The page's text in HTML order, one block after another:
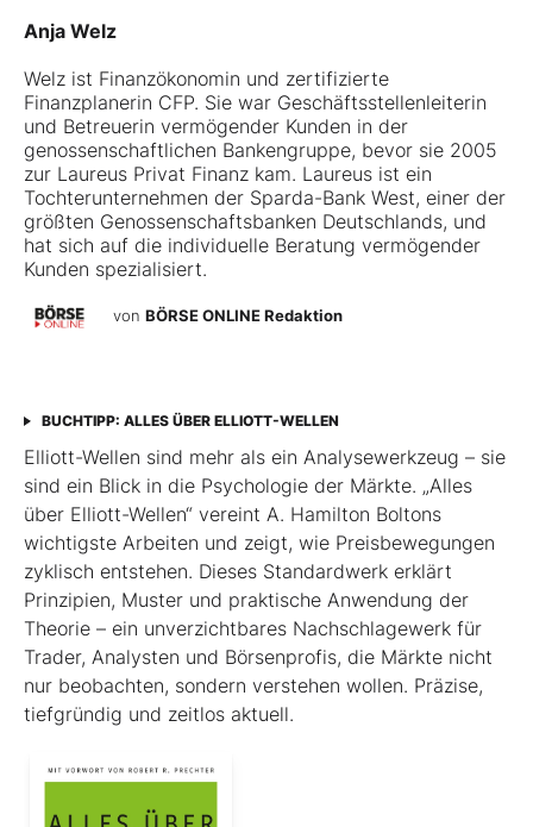
Anja Welz
Welz ist Finanzökonomin und zertifizierte
Finanzplanerin CFP. Sie war Geschäftsstellenleiterin
und Betreuerin vermögender Kunden in der
genossenschaftlichen Bankengruppe, bevor sie 2005
zur Laureus Privat Finanz kam. Laureus ist ein
Tochterunternehmen der Sparda-Bank West, einer der
größten Genossenschaftsbanken Deutschlands, und
hat sich auf die individuelle Beratung vermögender
Kunden spezialisiert.
von BÖRSE ONLINE Redaktion
BUCHTIPP: ALLES ÜBER ELLIOTT-WELLEN
Elliott-Wellen sind mehr als ein Analysewerkzeug – sie
sind ein Blick in die Psychologie der Märkte. „Alles
über Elliott-Wellen“ vereint A. Hamilton Boltons
wichtigste Arbeiten und zeigt, wie Preisbewegungen
zyklisch entstehen. Dieses Standardwerk erklärt
Prinzipien, Muster und praktische Anwendung der
Theorie – ein unverzichtbares Nachschlagewerk für
Trader, Analysten und Börsenprofis, die Märkte nicht
nur beobachten, sondern verstehen wollen. Präzise,
tiefgründig und zeitlos aktuell.